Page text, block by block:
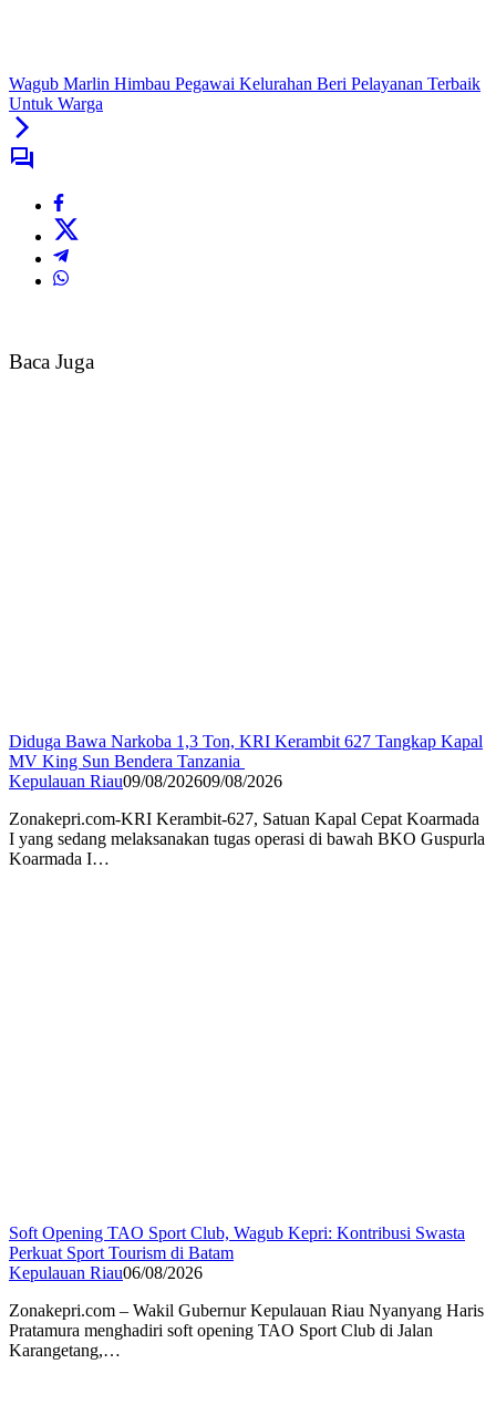
Wagub Marlin Himbau Pegawai Kelurahan Beri Pelayanan Terbaik
Untuk Warga
Baca Juga
Diduga Bawa Narkoba 1,3 Ton, KRI Kerambit 627 Tangkap Kapal
MV King Sun Bendera Tanzania
Kepulauan Riau09/08/202609/08/2026
Zonakepri.com-KRI Kerambit-627, Satuan Kapal Cepat Koarmada
I yang sedang melaksanakan tugas operasi di bawah BKO Guspurla
Koarmada I…
Soft Opening TAO Sport Club, Wagub Kepri: Kontribusi Swasta
Perkuat Sport Tourism di Batam
Kepulauan Riau06/08/2026
Zonakepri.com – Wakil Gubernur Kepulauan Riau Nyanyang Haris
Pratamura menghadiri soft opening TAO Sport Club di Jalan
Karangetang,…